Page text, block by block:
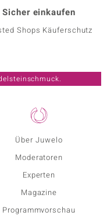
Über Juwelo
Moderatoren
Experten
Magazine
Programmvorschau
Sicher einkaufen
Shops Käuferschutz